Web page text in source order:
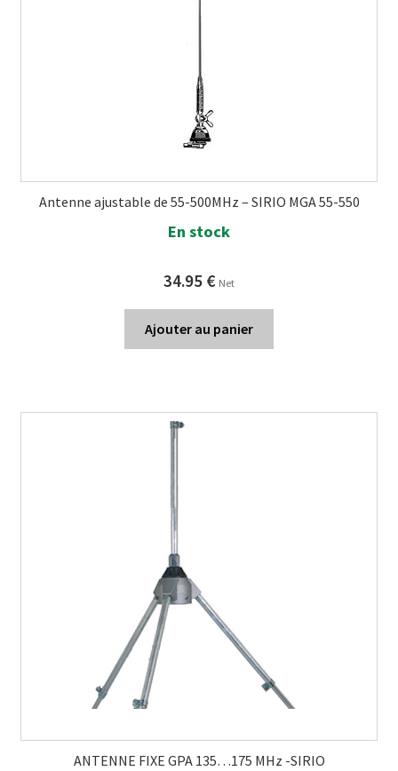
Antenne ajustable de 55-500MHz – SIRIO MGA 55-550
En stock
34.95 € Net
Ajouter au panier
ANTENNE FIXE GPA 135…175 MHz -SIRIO